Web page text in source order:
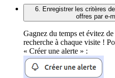
6. Enregistrer les critères
offres par e-
Gagnez du temps et évitez
recherche à chaque visite !
« Créer une alerte » :